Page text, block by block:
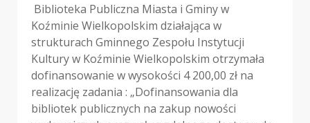
Biblioteka Publiczna Miasta i Gminy w
Koźminie Wielkopolskim działająca w
strukturach Gminnego Zespołu Instytucji
Kultury w Koźminie Wielkopolskim otrzymała
dofinansowanie w wysokości 4 200,00 zł na
realizację zadania : „Dofinansowania dla
bibliotek publicznych na zakup nowości